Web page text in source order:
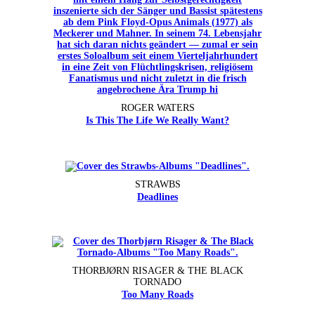
ROGER WATERS
Is This The Life We Really Want?
STRAWBS
Deadlines
THORBJØRN RISAGER & THE BLACK
TORNADO
Too Many Roads